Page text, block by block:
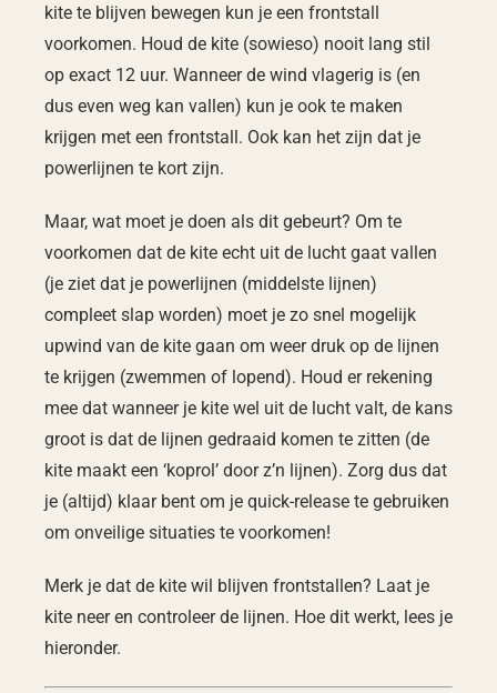
kite te blijven bewegen kun je een frontstall
voorkomen. Houd de kite (sowieso) nooit lang stil
op exact 12 uur. Wanneer de wind vlagerig is (en
dus even weg kan vallen) kun je ook te maken
krijgen met een frontstall. Ook kan het zijn dat je
powerlijnen te kort zijn.
Maar, wat moet je doen als dit gebeurt? Om te
voorkomen dat de kite echt uit de lucht gaat vallen
(je ziet dat je powerlijnen (middelste lijnen)
compleet slap worden) moet je zo snel mogelijk
upwind van de kite gaan om weer druk op de lijnen
te krijgen (zwemmen of lopend). Houd er rekening
mee dat wanneer je kite wel uit de lucht valt, de kans
groot is dat de lijnen gedraaid komen te zitten (de
kite maakt een ‘koprol’ door z’n lijnen). Zorg dus dat
je (altijd) klaar bent om je quick-release te gebruiken
om onveilige situaties te voorkomen!
Merk je dat de kite wil blijven frontstallen? Laat je
kite neer en controleer de lijnen. Hoe dit werkt, lees je
hieronder.